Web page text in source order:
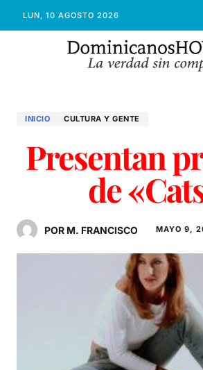
LUN, 10 AGOSTO 2026
INICIO CULTURA Y GENTE
Presentan
de
POR M. FRANCISCO MAYO 9,